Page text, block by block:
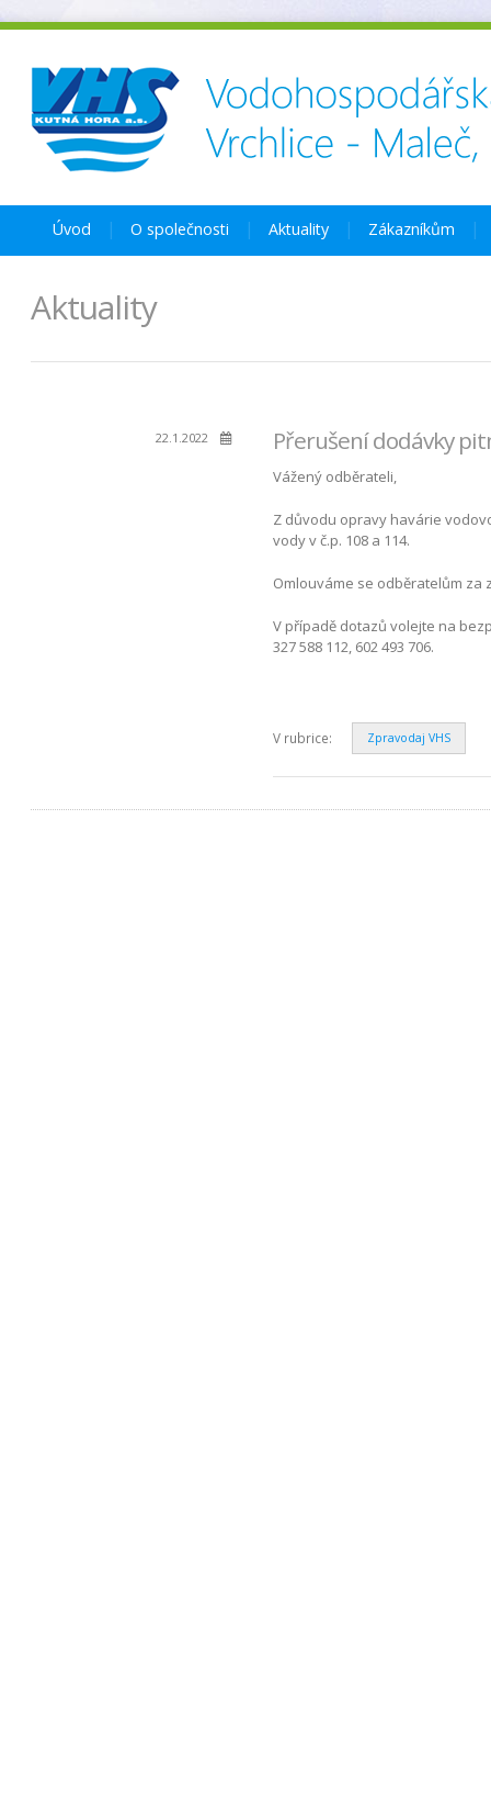
Úvod O společnosti Aktuality Zákazníkům
Aktuality
22.1.2022 Přerušení dodávky
Vážený odběrateli,
Z důvodu opravy havárie
vody v č.p. 108 a 114.
Omlouváme se odběratelům
V případě dotazů volejte na
327 588 112, 602 493 706.
V rubrice: Zpravodaj VHS